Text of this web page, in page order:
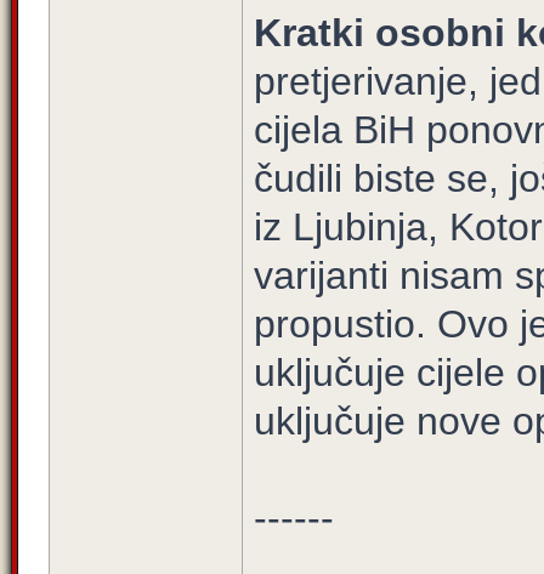
Kratki osobni
pretjerivanje,
cijela BiH
čudili biste se,
iz Ljubinja,
varijanti nisam
propustio. Ovo
uključuje cijele
uključuje nove
------